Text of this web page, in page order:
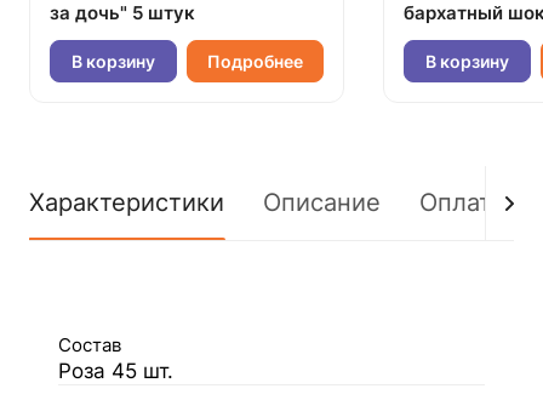
за дочь" 5 штук
В корзину Подробнее
бархатный
В корзину
Характеристики Описание Оплата
Состав
Роза 45 шт.